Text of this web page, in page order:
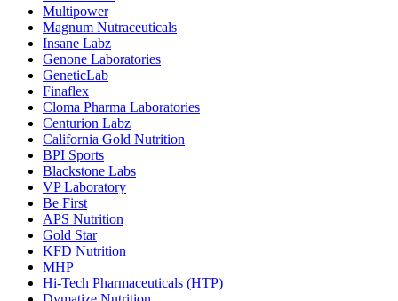
Multipower
Magnum Nutraceuticals
Insane Labz
Genone Laboratories
GeneticLab
Finaflex
Cloma Pharma Laboratories
Centurion Labz
California Gold Nutrition
BPI Sports
Blackstone Labs
VP Laboratory
Be First
APS Nutrition
Gold Star
KFD Nutrition
MHP
Hi-Tech Pharmaceuticals (HTP)